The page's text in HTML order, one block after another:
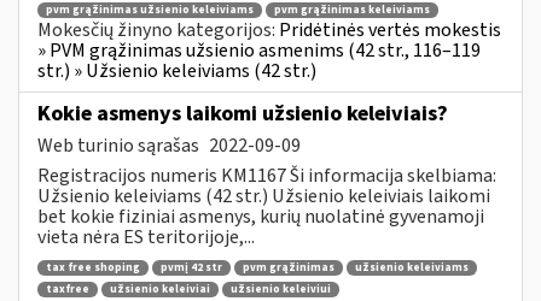
pvm grąžinimas užsienio keleiviams
pvm grąžinimas keleiviams
Mokesčių žinyno kategorijos: Pridėtinės vertės mokestis
» PVM grąžinimas užsienio asmenims (42 str., 116–119
str.) » Užsienio keleiviams (42 str.)
Kokie asmenys laikomi užsienio keleiviais?
Web turinio sąrašas 2022-09-09
Registracijos numeris KM1167 Ši informacija skelbiama:
Užsienio keleiviams (42 str.) Užsienio keleiviais laikomi
bet kokie fiziniai asmenys, kurių nuolatinė gyvenamoji
vieta nėra ES teritorijoje,...
tax free shoping pvmį 42 str pvm grąžinimas
užsienio keleiviams
taxfree
užsienio keleiviai
užsienio keleiviui